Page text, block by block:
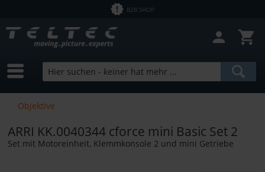
B2B SHOP
Objektive
ARRI KK.0040344 cforce mini Basic Set 2
Set mit Motoreinheit, Klemmkonsole 2 und mini Getriebe